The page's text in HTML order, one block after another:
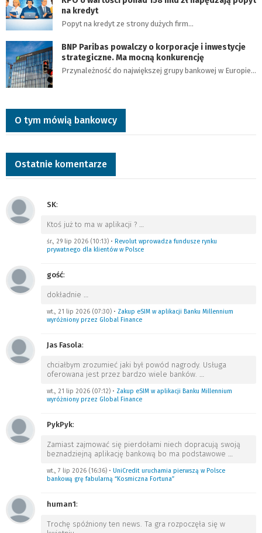
na kredyt
Popyt na kredyt ze strony dużych firm…
BNP Paribas powalczy o korporacje i inwestycje
strategiczne. Ma mocną konkurencję
Przynależność do największej grupy bankowej w Europie…
O tym mówią bankowcy
Ostatnie komentarze
SK:
Ktoś już to ma w aplikacji ? …
śr., 29 lip 2026 (10:13) • Revolut wprowadza fundusze rynku
prywatnego dla klientów w Polsce
gość:
dokładnie …
wt., 21 lip 2026 (07:30) • Zakup eSIM w aplikacji Banku Millennium
wyróżniony przez Global Finance
Jas Fasola:
chciałbym zrozumieć jaki był powód nagrody. Usługa
oferowana jest przez bardzo wiele banków. …
wt., 21 lip 2026 (07:12) • Zakup eSIM w aplikacji Banku Millennium
wyróżniony przez Global Finance
PykPyk:
Zamiast zajmować się pierdołami niech dopracują swoją
beznadziejną aplikację bankową bo ma podstawowe …
wt., 7 lip 2026 (16:36) • UniCredit uruchamia pierwszą w Polsce
bankową grę fabularną “Kosmiczna Fortuna”
human1:
Trochę spóźniony ten news. Ta gra rozpoczęła się w